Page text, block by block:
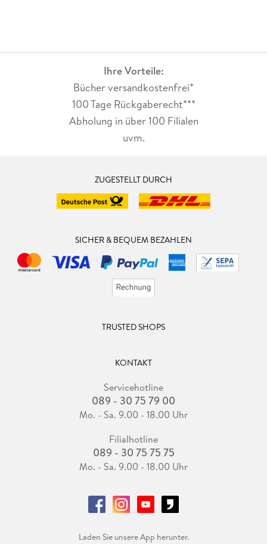
Ihre Vorteile:
Bücher versandkostenfrei*
100 Tage Rückgaberecht***
Abholung in über 100 Filialen
uvm.
ZUGESTELLT DURCH
SICHER & BEQUEM BEZAHLEN
TRUSTED SHOPS
KONTAKT
Servicehotline
089 - 30 75 79 00
Mo. - Sa. 9.00 - 18.00 Uhr
Filialhotline
089 - 30 75 75 75
Mo. - Sa. 9.00 - 18.00 Uhr
Laden Sie unsere App herunter.